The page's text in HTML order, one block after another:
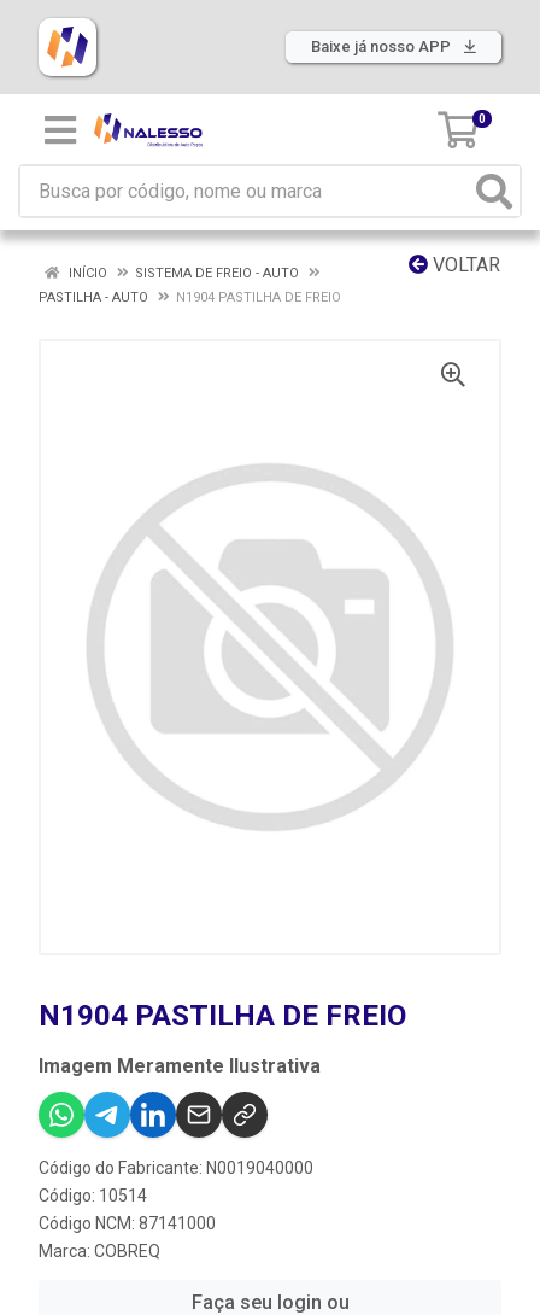
Baixe já nosso APP
0
VOLTAR
INÍCIO
SISTEMA DE FREIO - AUTO
PASTILHA - AUTO
N1904 PASTILHA DE FREIO
N1904 PASTILHA DE FREIO
Imagem Meramente Ilustrativa
Código do Fabricante: N0019040000
Código: 10514
Código NCM: 87141000
Marca: COBREQ
Faça seu login ou